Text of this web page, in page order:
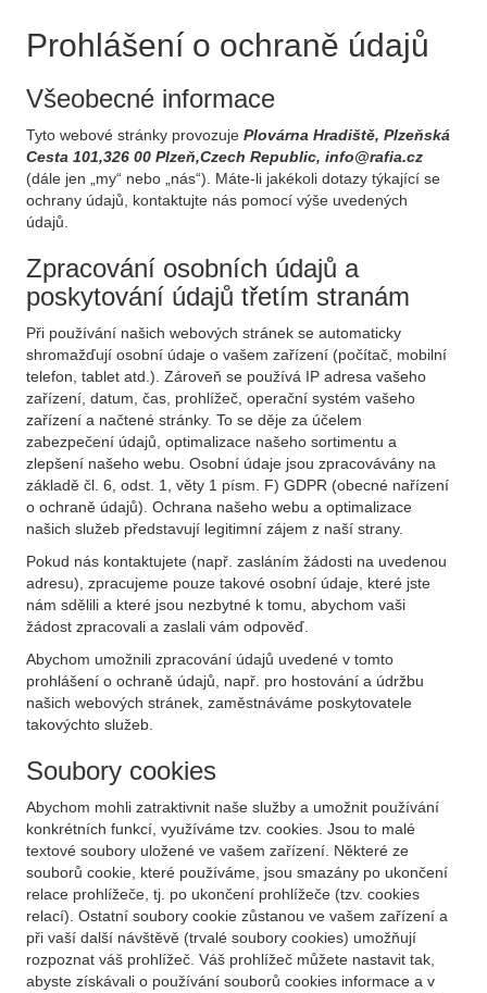
Prohlášení o ochraně údajů
Všeobecné informace
Tyto webové stránky provozuje Plovárna Hradiště, Plzeňská
Cesta 101,326 00 Plzeň,Czech Republic, info@rafia.cz
(dále jen „my“ nebo „nás“). Máte-li jakékoli dotazy týkající se
ochrany údajů, kontaktujte nás pomocí výše uvedených
údajů.
Zpracování osobních údajů a
poskytování údajů třetím stranám
Při používání našich webových stránek se automaticky
shromažďují osobní údaje o vašem zařízení (počítač, mobilní
telefon, tablet atd.). Zároveň se používá IP adresa vašeho
zařízení, datum, čas, prohlížeč, operační systém vašeho
zařízení a načtené stránky. To se děje za účelem
zabezpečení údajů, optimalizace našeho sortimentu a
zlepšení našeho webu. Osobní údaje jsou zpracovávány na
základě čl. 6, odst. 1, věty 1 písm. F) GDPR (obecné nařízení
o ochraně údajů). Ochrana našeho webu a optimalizace
našich služeb představují legitimní zájem z naší strany.
Pokud nás kontaktujete (např. zasláním žádosti na uvedenou
adresu), zpracujeme pouze takové osobní údaje, které jste
nám sdělili a které jsou nezbytné k tomu, abychom vaši
žádost zpracovali a zaslali vám odpověď.
Abychom umožnili zpracování údajů uvedené v tomto
prohlášení o ochraně údajů, např. pro hostování a údržbu
našich webových stránek, zaměstnáváme poskytovatele
takovýchto služeb.
Soubory cookies
Abychom mohli zatraktivnit naše služby a umožnit používání
konkrétních funkcí, využíváme tzv. cookies. Jsou to malé
textové soubory uložené ve vašem zařízení. Některé ze
souborů cookie, které používáme, jsou smazány po ukončení
relace prohlížeče, tj. po ukončení prohlížeče (tzv. cookies
relací). Ostatní soubory cookie zůstanou ve vašem zařízení a
při vaší další návštěvě (trvalé soubory cookies) umožňují
rozpoznat váš prohlížeč. Váš prohlížeč můžete nastavit tak,
abyste získávali o používání souborů cookies informace a v